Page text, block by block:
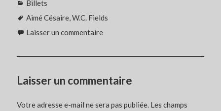
Catégories
Billets
Étiquettes
Aimé Césaire,W.C. Fields
Laisser un commentaire
Laisser un commentaire
Votre adresse e-mail ne sera pas publiée. Les champs